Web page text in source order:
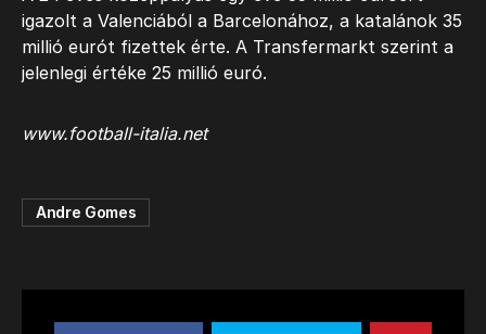
igazolt a Valenciából a Barcelonához, a katalánok 35
millió eurót fizettek érte. A Transfermarkt szerint a
jelenlegi értéke 25 millió euró.
www.football-italia.net
Andre Gomes